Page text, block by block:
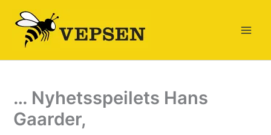
innholdet
… Nyhetsspeilets Hans
Gaarder,